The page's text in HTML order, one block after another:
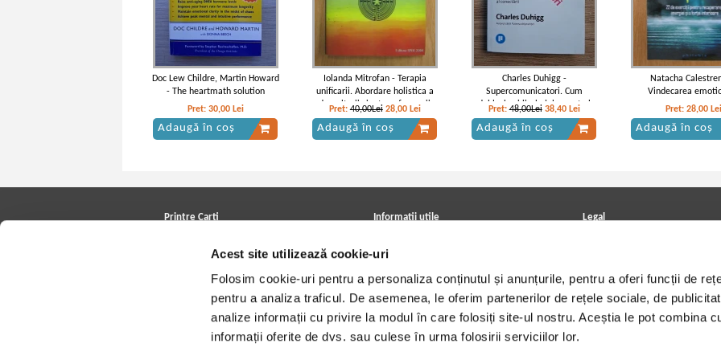
Acest site utilizează cookie-uri
Folosim cookie-uri pentru a personaliza conținutul și anunțurile, pentru a oferi funcții de
pentru a analiza traficul. De asemenea, le oferim partenerilor de rețele sociale, de
analize informații cu privire la modul în care folosiți site-ul nostru. Aceștia le pot combina
informații oferite de dvs. sau culese în urma folosirii serviciilor lor.
Carl Gustav Jung - Opere complete,
inconstientul colectiv
C. G. Jung - Opere complete,
Mysterium Coniunctionis
C. G. Jung - Opere complete, vol 14,
C. G. Jung - Opere
Doc Lew Childre, Martin Howard
- The heartmath solution
Pret: 30,00 Lei
Adaugă în coș
Iolanda Mitrofan - Terapia
unificarii. Abordare holistica a
dezvoltarii si a transformarii
umane
Pret:40,00Lei 28,00 Lei
Adaugă în coș
Charles Duhigg -
Supercomunicatori. Cum
deblochezi limbajul secret al
conectarii
Pret:48,00Lei 38,40 Lei
Adaugă în coș
Natacha
Vindecarea
Pret: 28,00 Lei
Adaugă în coș
Printre Carti
Cele mai căutate cărți
Blog Printre Carti
Cărţi sub 5 lei
Cărţi sub 8 lei
Informatii utile
Achizitii viniluri, casete, CD/DVD
Cum cumpar?
Politica de livrare
Retur comenzi
Angajari - Cariere
Legal
Termeni si conditii
Utilizare cookie-uri